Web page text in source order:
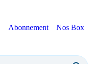
Abonnement Nos Box